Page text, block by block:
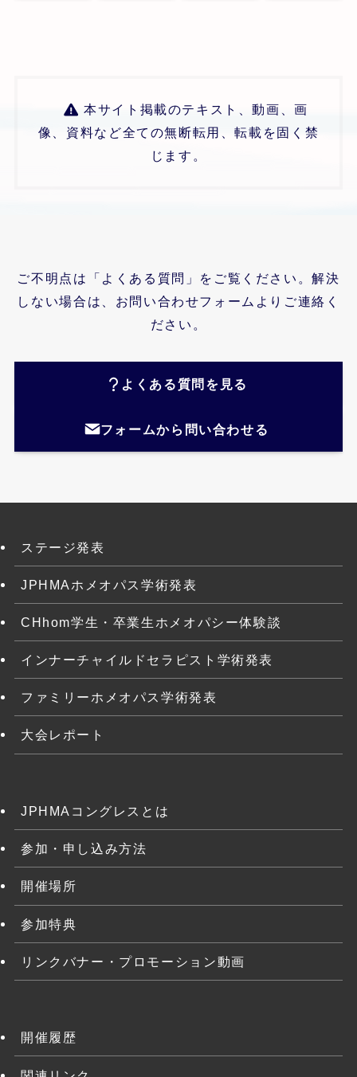
本サイト掲載のテキスト、動画、画
像、資料など全ての無断転用、転載を固く禁
じます。
ご不明点は「よくある質問」をご覧ください。解決
しない場合は、お問い合わせフォームよりご連絡く
ださい。
よくある質問を見る
フォームから問い合わせる
ステージ発表
JPHMAホメオパス学術発表
CHhom学生・卒業生ホメオパシー体験談
インナーチャイルドセラピスト学術発表
ファミリーホメオパス学術発表
大会レポート
JPHMAコングレスとは
参加・申し込み方法
開催場所
参加特典
リンクバナー・プロモーション動画
開催履歴